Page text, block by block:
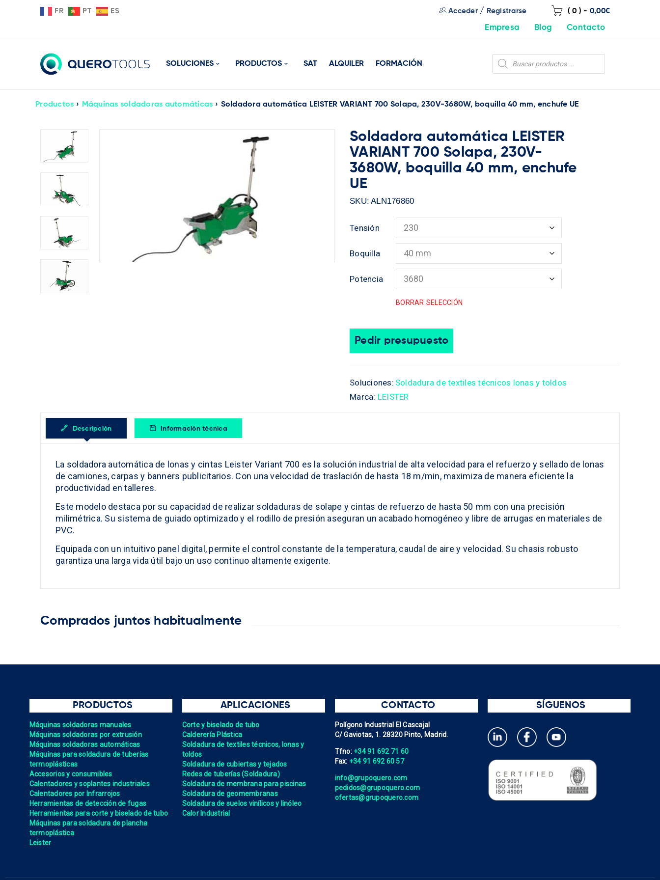
FR PT ES ( 0 ) - 0,00€
Acceder/ Registrarse
Empresa Blog Contacto
SOLUCIONES PRODUCTOS SAT ALQUILER FORMACIÓN
Productos › Máquinas soldadoras automáticas › Soldadora automática LEISTER VARIANT 700 Solapa, 230V-3680W, boquilla 40 mm, enchufe UE
Soldadora automática LEISTER
VARIANT 700 Solapa, 230V-
3680W, boquilla 40 mm, enchufe
UE
SKU: ALN176860
Tensión
Boquilla
Potencia
BORRAR SELECCIÓN
Pedir presupuesto
Soluciones: Soldadura de textiles técnicos lonas y toldos
Marca: LEISTER
Descripción Información técnica
La soldadora automática de lonas y cintas Leister Variant 700 es la solución industrial de alta velocidad para el refuerzo y sellado de lonas
de camiones, carpas y banners publicitarios. Con una velocidad de traslación de hasta 18 m/min, maximiza de manera eficiente la
productividad en talleres.
Este modelo destaca por su capacidad de realizar soldaduras de solape y cintas de refuerzo de hasta 50 mm con una precisión
milimétrica. Su sistema de guiado optimizado y el rodillo de presión aseguran un acabado homogéneo y libre de arrugas en materiales de
PVC.
Equipada con un intuitivo panel digital, permite el control constante de la temperatura, caudal de aire y velocidad. Su chasis robusto
garantiza una larga vida útil bajo un uso continuo altamente exigente.
comprados juntos habitualmente
PRODUCTOS
Máquinas soldadoras manuales
Máquinas soldadoras por extrusión
Máquinas soldadoras automáticas
Máquinas para soldadura de tuberías
termoplásticas
Accesorios y consumibles
Calentadores y soplantes industriales
Calentadores por Infrarrojos
Herramientas de detección de fugas
Herramientas para corte y biselado de tubo
Máquinas para soldadura de plancha
termoplástica
Leister
APLICACIONES
Corte y biselado de tubo
Calderería Plástica
Soldadura de textiles técnicos, lonas y
toldos
Soldadura de cubiertas y tejados
Redes de tuberías (Soldadura)
Soldadura de membrana para piscinas
Soldadura de geomembranas
Soldadura de suelos vinílicos y linóleo
Calor Industrial
CONTACTO
Polígono Industrial El Cascajal
C/ Gaviotas, 1. 28320 Pinto, Madrid.
Tfno: +34 91 692 71 60
Fax: +34 91 692 60 57
info@grupoquero.com
pedidos@grupoquero.com
ofertas@grupoquero.com
SÍGUENOS